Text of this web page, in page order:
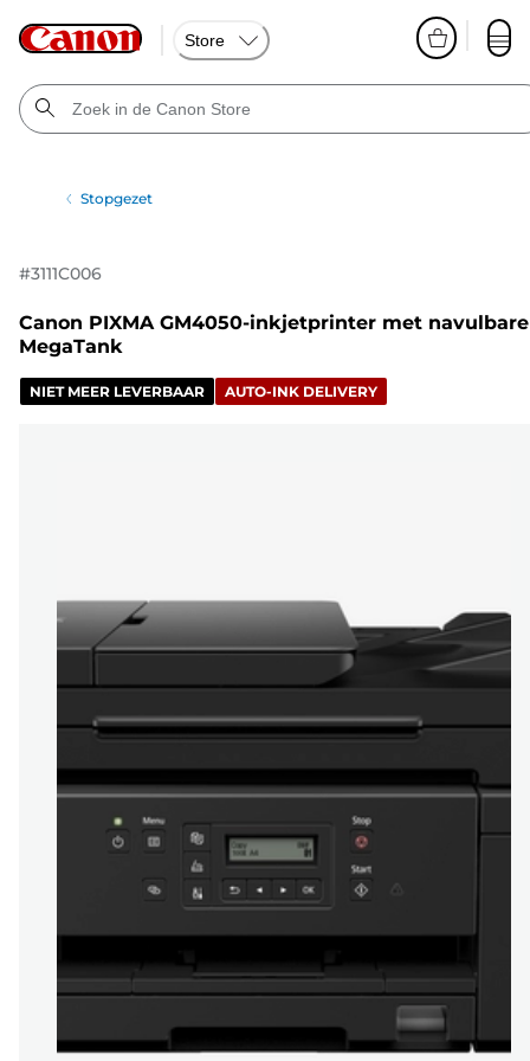
Store
Stopgezet
#3111C006
Canon PIXMA GM4050-inkjetprinter met navulbare
MegaTank
NIET MEER LEVERBAAR AUTO-INK DELIVERY